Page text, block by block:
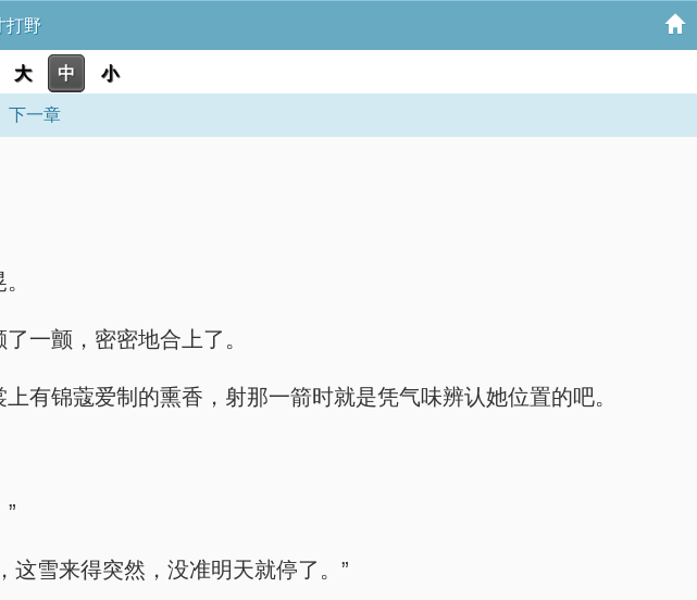
打野
大 中 小
下一章
一颤，密密地合上了。
有锦蔻爱制的熏香，射那一箭时就是凭气味辨认她位置的吧。
这雪来得突然，没准明天就停了。”